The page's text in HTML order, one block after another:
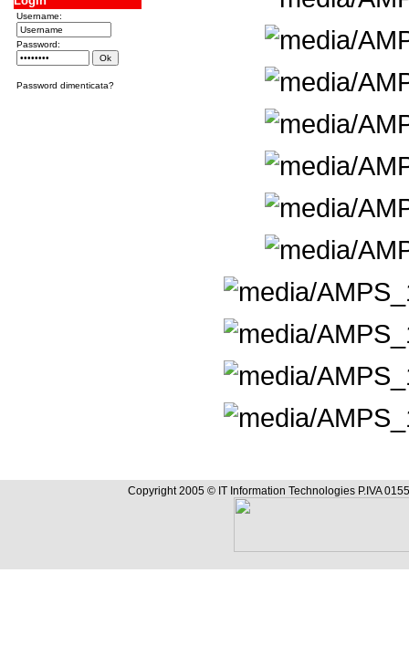
Username:
Password:
Password dimenticata?
Copyright 2005 © IT Information Technologies P.IVA